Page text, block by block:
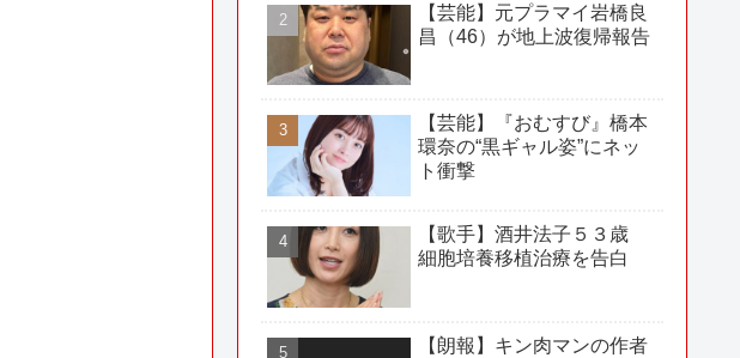
【芸能】元プラマイ岩橋良
昌（46）が地上波復帰報告
【芸能】『おむすび』橋本
環奈の“黒ギャル姿”にネッ
ト衝撃
【歌手】酒井法子５３歳
細胞培養移植治療を告白
【朗報】キン肉マンの作者